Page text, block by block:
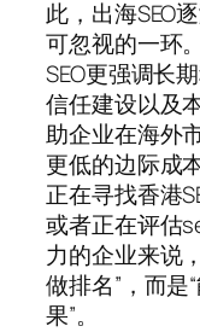
此，出海SEO
可忽视的一环
SEO更强调长
信任建设以及
助企业在海外
更低的边际成
正在寻找香港
或者正在评估
力的企业来说
做排名”，而
果”。